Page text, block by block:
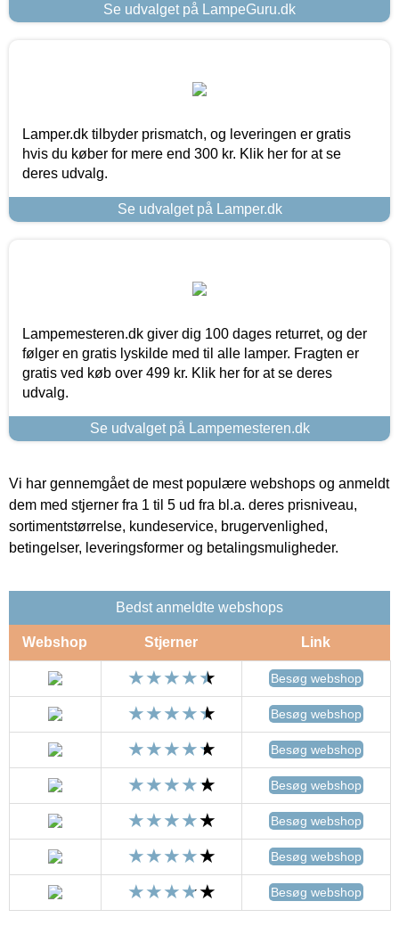
Se udvalget på LampeGuru.dk
Lamper.dk tilbyder prismatch, og leveringen er gratis
hvis du køber for mere end 300 kr. Klik her for at se
deres udvalg.
Se udvalget på Lamper.dk
Lampemesteren.dk giver dig 100 dages returret, og der
følger en gratis lyskilde med til alle lamper. Fragten er
gratis ved køb over 499 kr. Klik her for at se deres
udvalg.
Se udvalget på Lampemesteren.dk
Vi har gennemgået de mest populære webshops og anmeldt
dem med stjerner fra 1 til 5 ud fra bl.a. deres prisniveau,
sortimentstørrelse, kundeservice, brugervenlighed,
betingelser, leveringsformer og betalingsmuligheder.
Bedst anmeldte webshops
Webshop Stjerner Link
Besøg webshop
Besøg webshop
Besøg webshop
Besøg webshop
Besøg webshop
Besøg webshop
Besøg webshop